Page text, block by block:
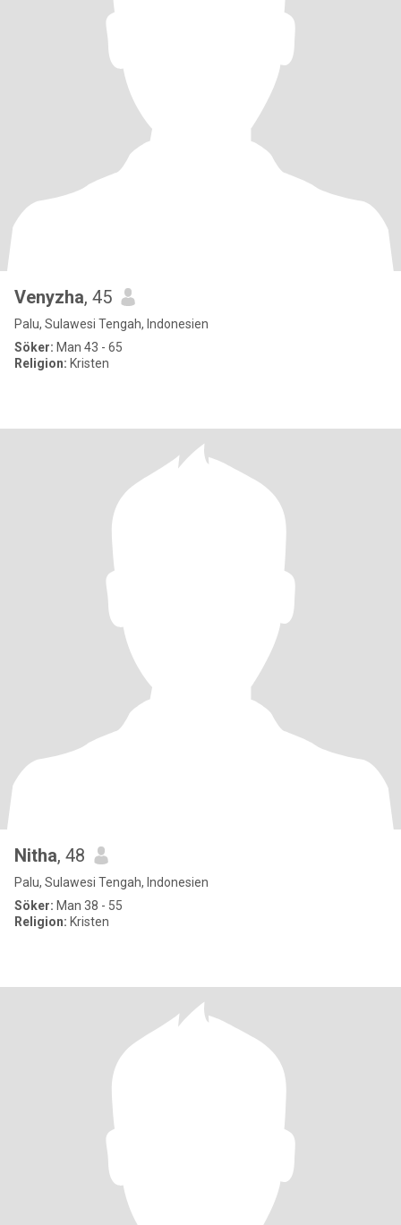
Venyzha, 45
Palu, Sulawesi Tengah, Indonesien
Söker: Man 43 - 65
Religion: Kristen
Nitha, 48
Palu, Sulawesi Tengah, Indonesien
Söker: Man 38 - 55
Religion: Kristen